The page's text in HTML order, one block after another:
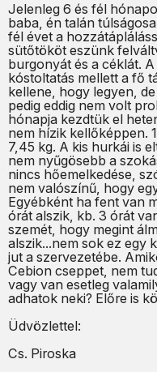
Jelenleg 6 és fél
baba, én talán
fél évet a
sütőtököt eszünk
burgonyát és a céklát.
kóstoltatás mellett a fő
kellene, hogy legyen,
pedig eddig nem volt
hónapja kezdtük el
nem hízik kellőképpen.
7,45 kg. A kis hurkái is
nem nyűgösebb a
nincs hőemelkedése,
nem valószínű, hogy
Egyébként ha fent van
órát alszik, kb. 3 órát
szemét, hogy megint
alszik...nem sok ez egy
jut a szervezetébe.
Cebion cseppet, nem
vagy van esetleg
adhatok neki? Előre is
Üdvözlettel:
Cs. Piroska